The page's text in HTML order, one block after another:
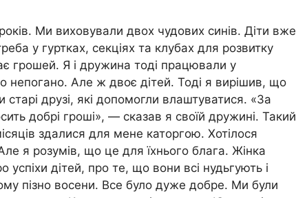
Ми виховували двох чудових синів. Діти вже
у гуртках, секціях та клубах для розвитку
грошей. Я і дружина тоді працювали у
непогано. Але ж двоє дітей. Тоді я вирішив, що
друзі, які допомогли влаштуватися. «За
добрі гроші», — сказав я своїй дружині. Такий
здалися для мене каторгою. Хотілося
я розумів, що це для їхнього блага. Жінка
успіхи дітей, про те, що вони всі нудьгують і
пізно восени. Все було дуже добре. Ми були